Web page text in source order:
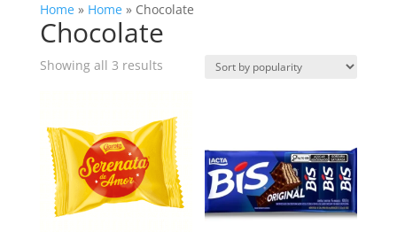
Home» Home» Chocolate
Chocolate
Showing all 3 resultsSorted